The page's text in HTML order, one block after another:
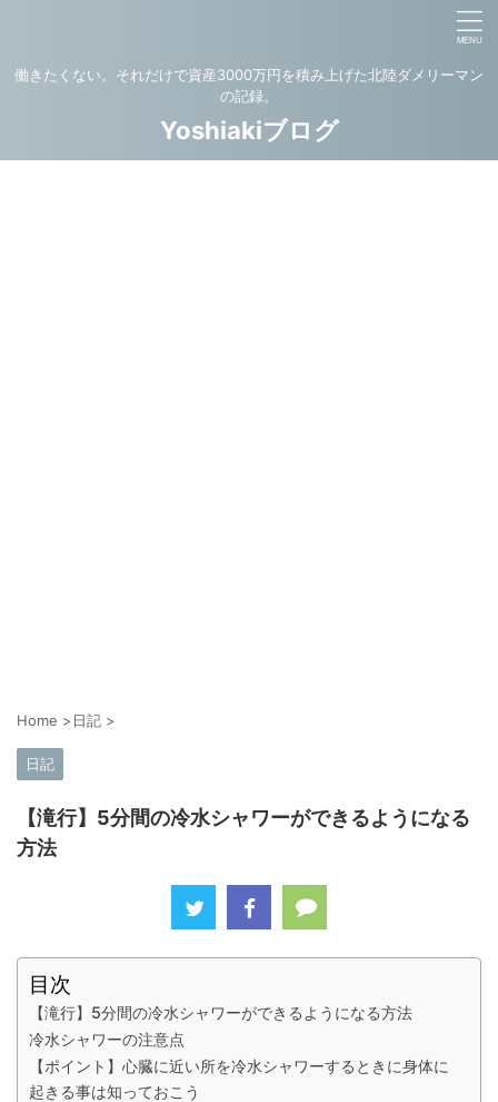
働きたくない。それだけで資産3000万円を積み上げた北陸ダメリーマン
の記録。
Yoshiakiブログ
Home >日記 >
日記
【滝行】5分間の冷水シャワーができるようになる
方法
目次
【滝行】5分間の冷水シャワーができるようになる方法
冷水シャワーの注意点
【ポイント】心臓に近い所を冷水シャワーするときに身体に
起きる事は知っておこう